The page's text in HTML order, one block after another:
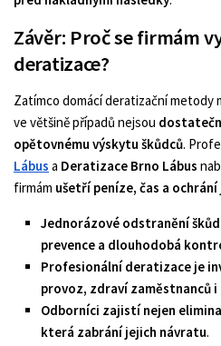
Závěr: Proč se firmám
deratizace?
Zatímco domácí deratizační metody
ve většině případů nejsou
opětovnému výskytu škůdců.
Lábus a Deratizace Brno Lábus
firmám ušetří peníze, čas a
Jednorázové odstranění
prevence a dlouhodobá
Profesionální deratizace je
provoz, zdraví zaměstnanců
Odborníci zajistí nejen
která zabrání jejich návratu.